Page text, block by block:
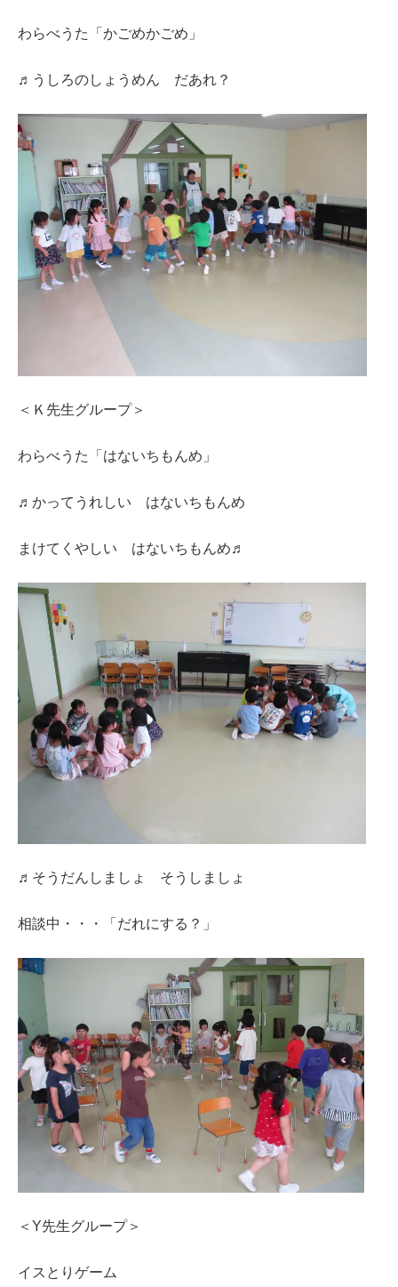
わらべうた「かごめかごめ」
♬うしろのしょうめん だあれ？
＜Ｋ先生グループ＞
わらべうた「はないちもんめ」
♬かってうれしい はないちもんめ
まけてくやしい はないちもんめ♬
♬そうだんしましょ そうしましょ
相談中・・・「だれにする？」
＜Y先生グループ＞
イスとりゲーム